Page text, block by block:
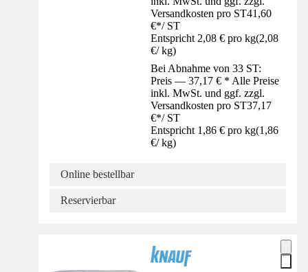
Versandkosten pro ST41,60
€*/ ST
Entspricht 2,08 € pro kg(2,08
€/ kg)
Bei Abnahme von 33 ST:
Preis — 37,17 € * Alle Preise
inkl. MwSt. und ggf. zzgl.
Versandkosten pro ST37,17
€*/ ST
Entspricht 1,86 € pro kg(1,86
€/ kg)
Online bestellbar
Reservierbar